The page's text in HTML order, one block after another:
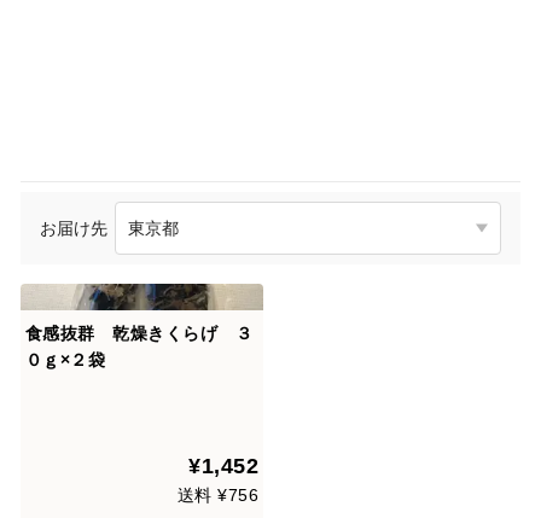
お届け先
食感抜群 乾燥きくらげ ３
０ｇ×２袋
¥1,452
送料 ¥756